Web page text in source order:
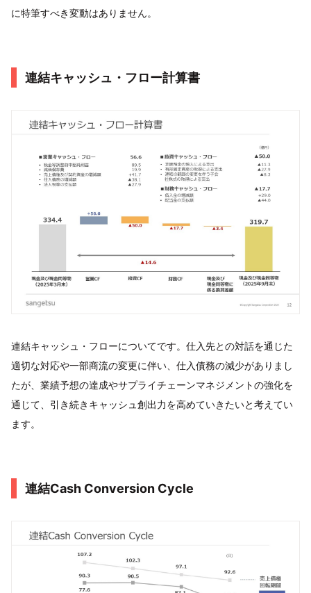
に特筆すべき変動はありません。
連結キャッシュ・フロー計算書
連結キャッシュ・フローについてです。仕入先との対話を通じた
適切な対応や一部商流の変更に伴い、仕入債務の減少がありまし
たが、業績予想の達成やサプライチェーンマネジメントの強化を
通じて、引き続きキャッシュ創出力を高めていきたいと考えてい
ます。
連結Cash Conversion Cycle